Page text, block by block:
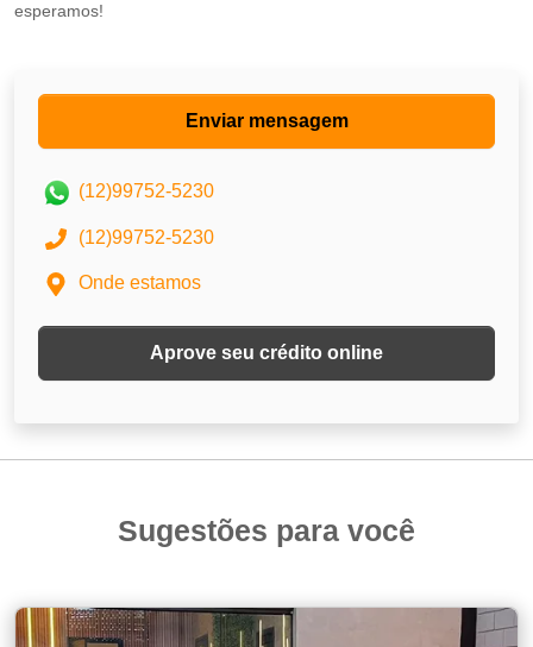
esperamos!
Enviar mensagem
(12)99752-5230
(12)99752-5230
Onde estamos
Aprove seu crédito online
Sugestões para você